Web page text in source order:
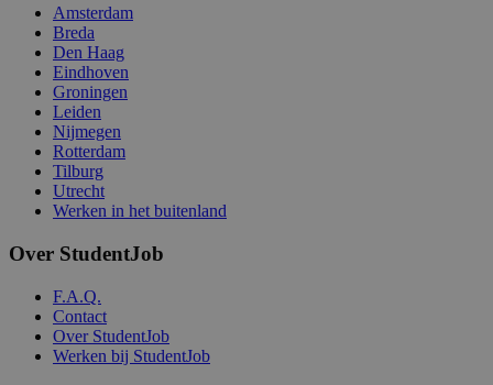
Amsterdam
Breda
Den Haag
Eindhoven
Groningen
Leiden
Nijmegen
Rotterdam
Tilburg
Utrecht
Werken in het buitenland
Over StudentJob
F.A.Q.
Contact
Over StudentJob
Werken bij StudentJob